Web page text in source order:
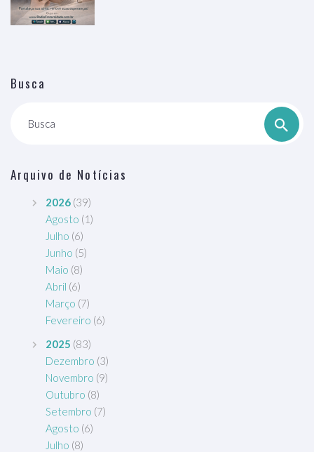
Busca
Busca
Arquivo de Notícias
2026 (39)
Agosto (1)
Julho (6)
Junho (5)
Maio (8)
Abril (6)
Março (7)
Fevereiro (6)
2025 (83)
Dezembro (3)
Novembro (9)
Outubro (8)
Setembro (7)
Agosto (6)
Julho (8)